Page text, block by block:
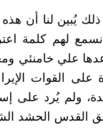
يُبين لنا أن
لهم كلمة
علي خامنئي
على القوات
ولم يُرد على
القدس الحشد